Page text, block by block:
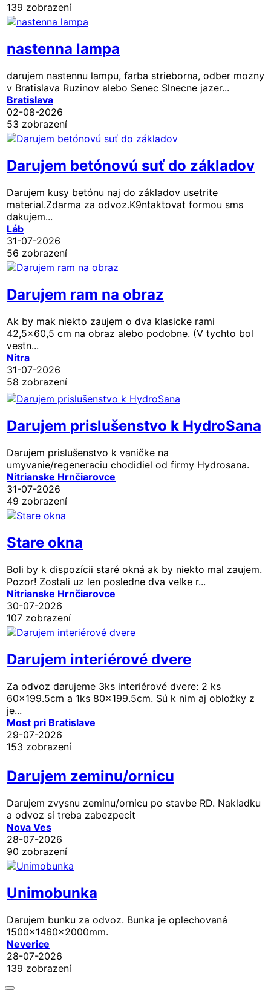
139 zobrazení
nastenna lampa
darujem nastennu lampu, farba strieborna, odber mozny
v Bratislava Ruzinov alebo Senec Slnecne jazer...
Bratislava
02-08-2026
53 zobrazení
Darujem betónovú suť do základov
Darujem kusy betónu naj do základov usetrite
material.Zdarma za odvoz.K9ntaktovat formou sms
dakujem...
Láb
31-07-2026
56 zobrazení
Darujem ram na obraz
Ak by mak niekto zaujem o dva klasicke rami
42,5x60,5 cm na obraz alebo podobne. (V tychto bol
vestn...
Nitra
31-07-2026
58 zobrazení
Darujem prislušenstvo k HydroSana
Darujem prislušenstvo k vaničke na
umyvanie/regeneraciu chodidiel od firmy Hydrosana.
Nitrianske Hrnčiarovce
31-07-2026
49 zobrazení
Stare okna
Boli by k dispozícii staré okná ak by niekto mal zaujem.
Pozor! Zostali uz len posledne dva velke r...
Nitrianske Hrnčiarovce
30-07-2026
107 zobrazení
Darujem interiérové dvere
Za odvoz darujeme 3ks interiérové dvere: 2 ks
60x199.5cm a 1ks 80x199.5cm. Sú k nim aj obložky z
je...
Most pri Bratislave
29-07-2026
153 zobrazení
Darujem zeminu/ornicu
Darujem zvysnu zeminu/ornicu po stavbe RD. Nakladku
a odvoz si treba zabezpecit
Nova Ves
28-07-2026
90 zobrazení
Unimobunka
Darujem bunku za odvoz. Bunka je oplechovaná
1500x1460x2000mm.
Neverice
28-07-2026
139 zobrazení